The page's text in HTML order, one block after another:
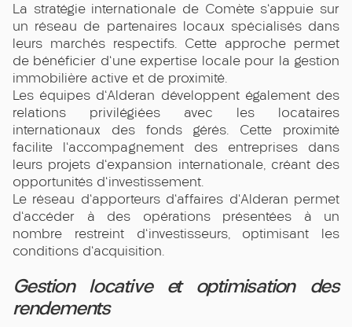
La stratégie internationale de Comète s'appuie sur
un réseau de partenaires locaux spécialisés dans
leurs marchés respectifs. Cette approche permet
de bénéficier d'une expertise locale pour la gestion
immobilière active et de proximité.
Les équipes d'Alderan développent également des
relations privilégiées avec les locataires
internationaux des fonds gérés. Cette proximité
facilite l'accompagnement des entreprises dans
leurs projets d'expansion internationale, créant des
opportunités d'investissement.
Le réseau d'apporteurs d'affaires d'Alderan permet
d'accéder à des opérations présentées à un
nombre restreint d'investisseurs, optimisant les
conditions d'acquisition.
Gestion locative et optimisation des
rendements